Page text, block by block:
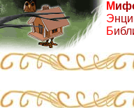
М
Э
Б